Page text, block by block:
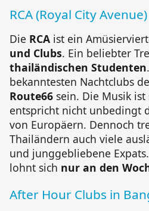
RCA (Royal City Avenue)
Die RCA ist ein
und Clubs. Ein beliebter
thailändischen Studenten
bekanntesten Nachtclubs
Route66 sein. Die Musik
entspricht nicht unbedingt
von Europäern. Dennoch
Thailändern auch viele
und junggebliebene
lohnt sich nur an den
After Hour Clubs in